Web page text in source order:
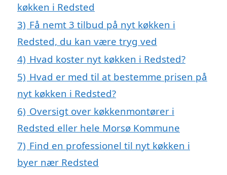
køkken i Redsted
3) Få nemt 3 tilbud på nyt køkken i
Redsted, du kan være tryg ved
4) Hvad koster nyt køkken i Redsted?
5) Hvad er med til at bestemme prisen på
nyt køkken i Redsted?
6) Oversigt over køkkenmontører i
Redsted eller hele Morsø Kommune
7) Find en professionel til nyt køkken i
byer nær Redsted